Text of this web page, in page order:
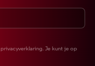
privacyverklaring. Je kunt je op